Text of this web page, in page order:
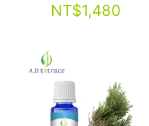
NT$1,480